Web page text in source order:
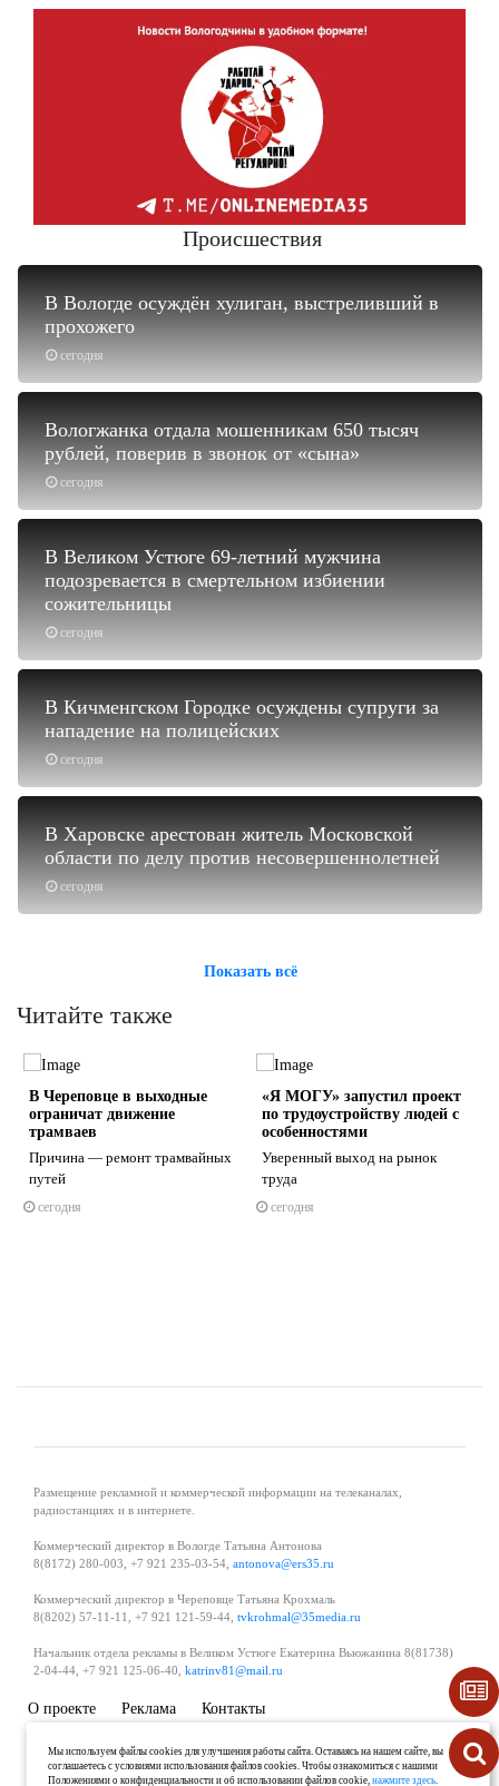
Происшествия
сегодня
В Вологде осуждён хулиган, выстреливший в
прохожего
сегодня
Вологжанка отдала мошенникам 650 тысяч
рублей, поверив в звонок от «сына»
сегодня
В Великом Устюге 69-летний мужчина
подозревается в смертельном избиении
сожительницы
сегодня
В Кичменгском Городке осуждены супруги за
нападение на полицейских
сегодня
В Харовске арестован житель Московской
области по делу против несовершеннолетней
Показать всё
Читайте также
В Череповце в выходные
ограничат движение
трамваев
Причина — ремонт трамвайных
путей
сегодня
«Я МОГУ» запустил проект
по трудоустройству людей с
особенностями
Уверенный выход на рынок
труда
сегодня
Размещение рекламной и коммерческой информации на телеканалах,
радиостанциях и в интернете.
Коммерческий директор в Вологде Татьяна Антонова
8(8172) 280-003, +7 921 235-03-54, antonova@ers35.ru
Коммерческий директор в Череповце Татьяна Крохмаль
8(8202) 57-11-11, +7 921 121-59-44, tvkrohmal@35media.ru
Начальник отдела рекламы в Великом Устюге Екатерина Вьюжанина 8(81738)
2-04-44, +7 921 125-06-40, katrinv81@mail.ru
О проекте Реклама
Контакты
Политика в области обработки и защиты персональных данных
Мы используем файлы cookies для улучшения работы сайта. Оставаясь на нашем сайте, вы
соглашаетесь с условиями использования файлов cookies. Чтобы ознакомиться с нашими
Положениями о конфиденциальности и об использовании файлов cookie,нажмите здесь.